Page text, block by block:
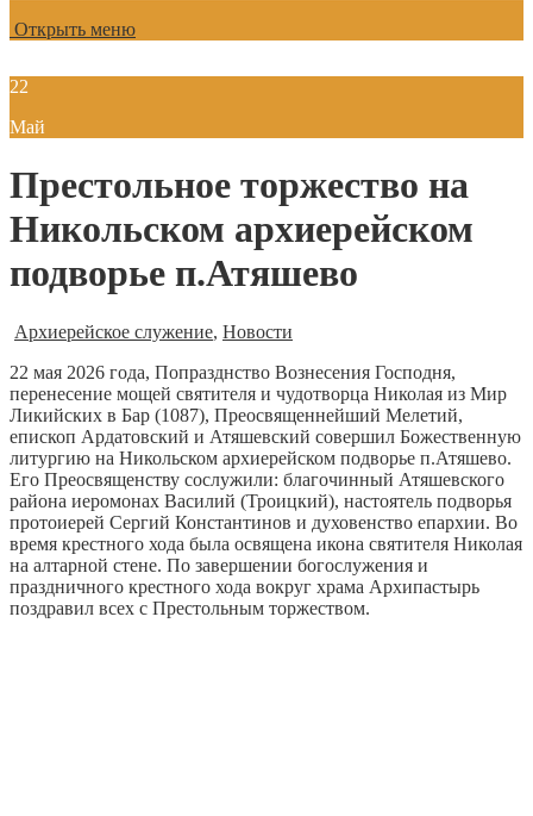
Открыть меню
22
Май
Престольное торжество на
Никольском архиерейском
подворье п.Атяшево
Архиерейское служение, Новости
22 мая 2026 года, Попразднство Вознесения Господня,
перенесение мощей святителя и чудотворца Николая из Мир
Ликийских в Бар (1087), Преосвященнейший Мелетий,
епископ Ардатовский и Атяшевский совершил Божественную
литургию на Никольском архиерейском подворье п.Атяшево.
Его Преосвященству сослужили: благочинный Атяшевского
района иеромонах Василий (Троицкий), настоятель подворья
протоиерей Сергий Константинов и духовенство епархии. Во
время крестного хода была освящена икона святителя Николая
на алтарной стене. По завершении богослужения и
праздничного крестного хода вокруг храма Архипастырь
поздравил всех с Престольным торжеством.